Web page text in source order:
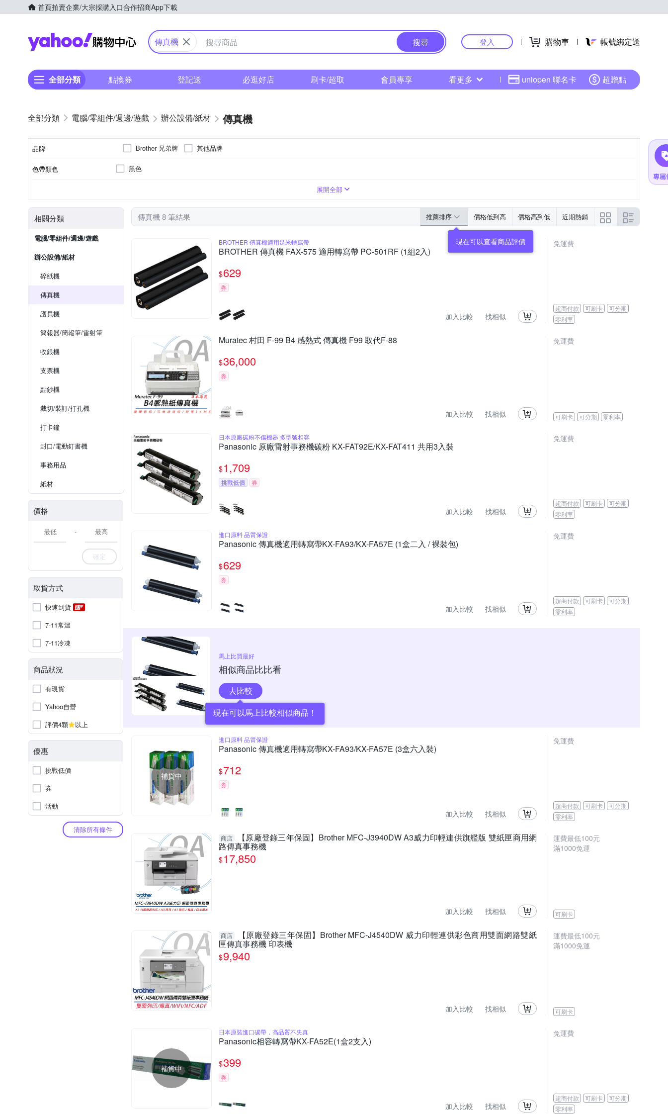
首頁拍賣企業/大宗採購入口合作招商App下載
Yahoo購物中心
傳真機 搜尋 登入 購物車 帳號綁定送
全部分類 點換券 登記送 必逛好店 刷卡/超取 會員專享 看更多 uniopen 聯名卡 超贈點
電腦/零組件/週邊/遊戲 辦公設備/紙材 傳真機
品牌 Brother 兄弟牌 其他品牌
色帶顏色 黑色
展開全部
相關分類
電腦/零組件/週邊/遊戲
辦公設備/紙材
碎紙機
傳真機
護貝機
簡報器/簡報筆/雷射筆
收銀機
支票機
點鈔機
裁切/裝訂/打孔機
打卡鐘
封口/電動釘書機
事務用品
紙材
價格
-
確定
取貨方式
快速到貨
7-11常溫
7-11冷凍
商品狀況
有現貨
Yahoo自營
評價4顆
以上
優惠
挑戰低價
券
活動
清除所有條件
傳真機 8 筆結果 推薦排序 價格低到高 價格高到低 近期熱銷
BROTHER 傳真機適用足米轉寫帶
BROTHER 傳真機 FAX-575 適用轉寫帶 PC-501RF (1組2入)
$629
券
加入比較 找相似
免運費
超商付款 可刷卡
可分期
零利率
Muratec 村田 F-99 B4 感熱式 傳真機 F99 取代F-88
$36,000
券
加入比較 找相似
免運費
可刷卡 可分期 零利率
日本原廠碳粉不傷機器 多型號相容
Panasonic 原廠雷射事務機碳粉 KX-FAT92E/KX-FAT411 共用3入裝
$1,709
挑戰低價 券
加入比較 找相似
免運費
超商付款 可刷卡
可分期
零利率
進口原料 品質保證
Panasonic 傳真機適用轉寫帶KX-FA93/KX-FA57E (1盒二入 / 裸裝包)
$629
券
加入比較 找相似
免運費
超商付款 可刷卡
可分期
零利率
馬上比買最好
相似商品比比看
去比較
現在可以馬上比較相似商品！
補貨中
進口原料 品質保證
Panasonic 傳真機適用轉寫帶KX-FA93/KX-FA57E (3盒六入裝)
$712
券
加入比較 找相似
免運費
超商付款 可刷卡
可分期
零利率
商店 【原廠登錄三年保固】Brother MFC-J3940DW A3威力印輕連供旗艦版 雙紙匣商用網
路傳真事務機
$17,850
加入比較 找相似
運費最低100元
滿1000免運
可刷卡
商店 【原廠登錄三年保固】Brother MFC-J4540DW 威力印輕連供彩色商用雙面網路雙紙
匣傳真事務機 印表機
$9,940
加入比較 找相似
運費最低100元
滿1000免運
可刷卡
補貨中
日本原裝進口碳帶，高品質不失真
Panasonic相容轉寫帶KX-FA52E(1盒2支入)
$399
券
加入比較 找相似
免運費
超商付款 可刷卡
可分期
零利率